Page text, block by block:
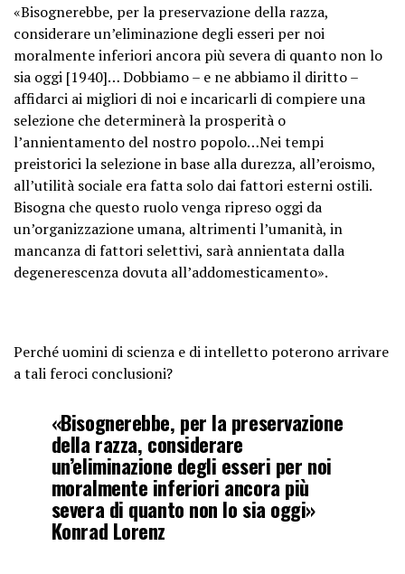
«Bisognerebbe, per la preservazione della razza,
considerare un’eliminazione degli esseri per noi
moralmente inferiori ancora più severa di quanto non lo
sia oggi [1940]… Dobbiamo – e ne abbiamo il diritto –
affidarci ai migliori di noi e incaricarli di compiere una
selezione che determinerà la prosperità o
l’annientamento del nostro popolo…Nei tempi
preistorici la selezione in base alla durezza, all’eroismo,
all’utilità sociale era fatta solo dai fattori esterni ostili.
Bisogna che questo ruolo venga ripreso oggi da
un’organizzazione umana, altrimenti l’umanità, in
mancanza di fattori selettivi, sarà annientata dalla
degenerescenza dovuta all’addomesticamento».
Perché uomini di scienza e di intelletto poterono arrivare
a tali feroci conclusioni?
«Bisognerebbe, per la preservazione
della razza, considerare
un’eliminazione degli esseri per noi
moralmente inferiori ancora più
severa di quanto non lo sia oggi»
Konrad Lorenz